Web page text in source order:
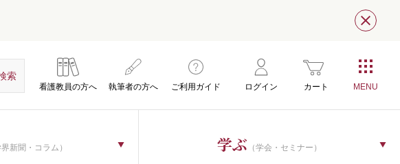
閉じ
看護教員の方へ 執筆者の方へ ご利用ガイド ログイン カート
界新聞・コラム） 学ぶ （学会・セミナー）